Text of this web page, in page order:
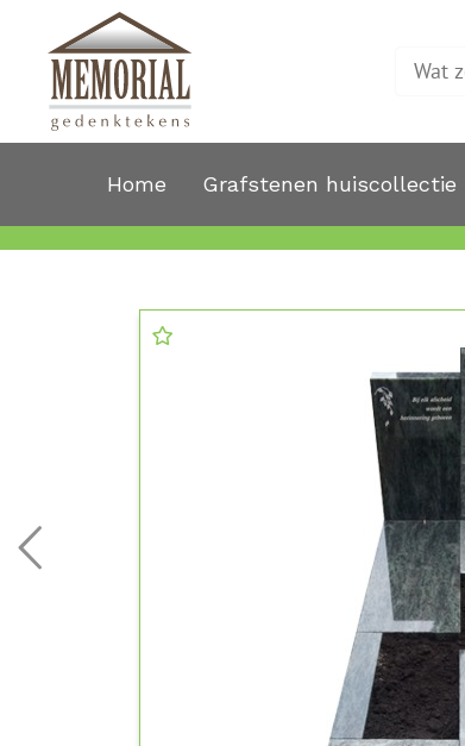
Home Grafstenen huiscollectie